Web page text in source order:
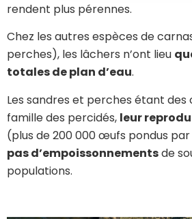
rendent plus pérennes.
Chez les autres espèces de
perches), les lâchers n’ont lieu
totales de plan d’eau.
Les sandres et perches étant des
famille des percidés, leur
(plus de 200 000 œufs pondus
pas d’empoissonnementsde
populations.